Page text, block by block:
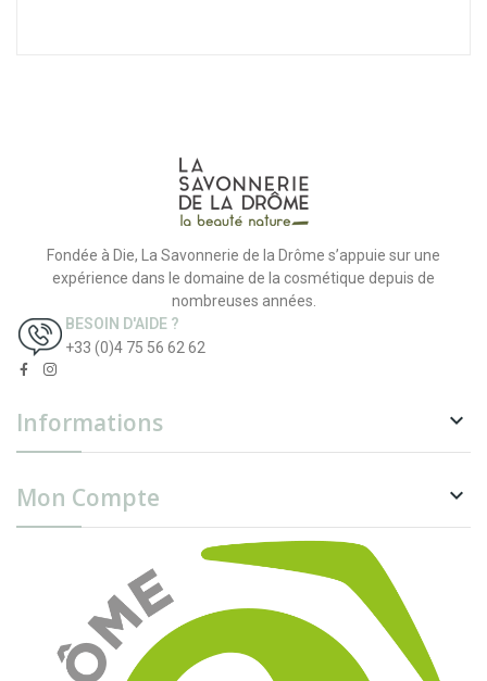
Fondée à Die, La Savonnerie de la Drôme s’appuie sur une
expérience dans le domaine de la cosmétique depuis de
nombreuses années.
BESOIN D'AIDE ?
+33 (0)4 75 56 62 62
Informations 
Mon Compte 